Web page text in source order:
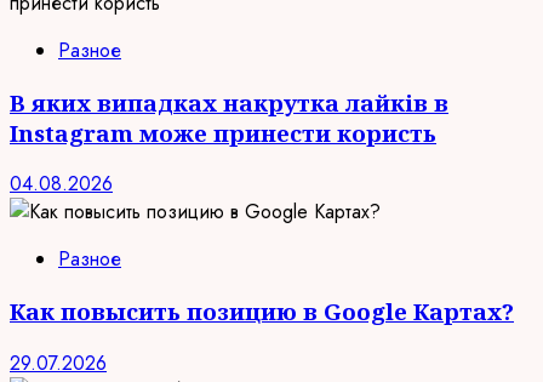
Разное
В яких випадках накрутка лайків в
Instagram може принести користь
04.08.2026
Разное
Как повысить позицию в Google Картах?
29.07.2026